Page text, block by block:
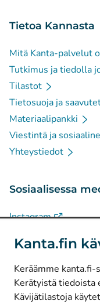
Kanta.fin
Keräämme
Kerätyistä tiedoista
Kävijätilastoja
Tietoa Kannasta
Mitä Kanta-palvelut
Tutkimus ja tiedolla
Tilastot
Tietosuoja ja
Materiaalipankki
Viestintä ja
Yhteystiedot
Sosiaalisessa
Instagram(Avautuu
Facebook(Avautuu
© Kanta-Palvelut,